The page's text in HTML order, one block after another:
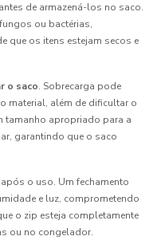
antes de armazená-los no saco.
ou bactérias,
que os itens estejam secos e
o saco. Sobrecarga pode
material, além de dificultar o
tamanho apropriado para a
garantindo que o saco
após o uso. Um fechamento
e luz, comprometendo
o zip esteja completamente
ou no congelador.